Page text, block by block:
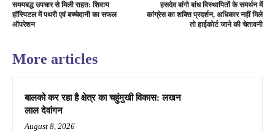
समयबद्ध उपचार से मिली राहत: शिवाय
हॉस्पिटल में पथरी एवं बच्चेदानी का सफल
ऑपरेशन
हसदेव बांगो बांध विस्थापितों के समर्थन में
कांग्रेस का शक्ति प्रदर्शन, अधिकार नहीं मिले
तो हाईकोर्ट जाने की चेतावनी
More articles
बालको कर रहा है क्षेत्र का चहुंमुखी विकास: लखन
लाल देवांगन
August 8, 2026